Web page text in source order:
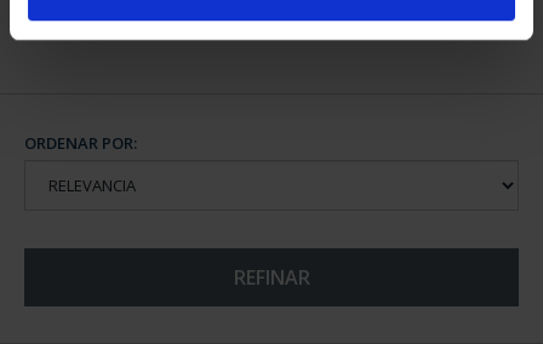
ORDENAR POR:
REFINAR